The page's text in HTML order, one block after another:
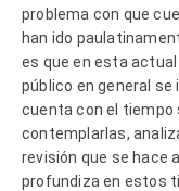
problema con que
han ido
es que en esta
público en general
cuenta con el tiempo
contemplarlas,
revisión que se hace
profundiza en estos